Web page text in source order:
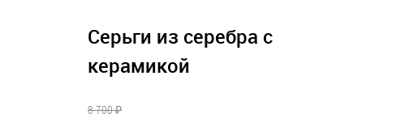
Серьги из серебра с
керамикой
8 700 ₽